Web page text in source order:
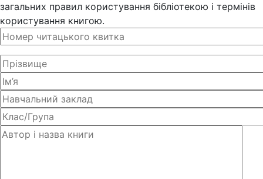
загальних правил користування бібліотекою і термінів
користування книгою.